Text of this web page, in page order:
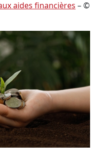
aides financières – ©